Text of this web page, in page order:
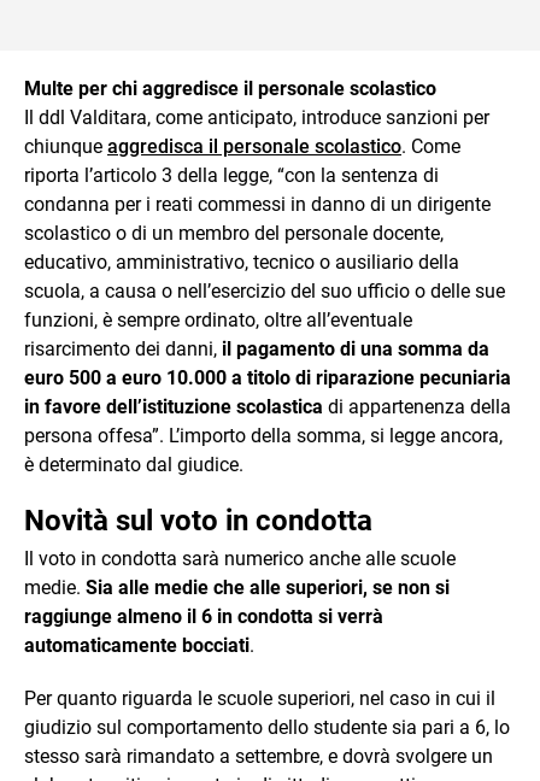
Multe per chi aggredisce il personale scolastico
Il ddl Valditara, come anticipato, introduce sanzioni per
chiunque aggredisca il personale scolastico. Come
riporta l’articolo 3 della legge, “con la sentenza di
condanna per i reati commessi in danno di un dirigente
scolastico o di un membro del personale docente,
educativo, amministrativo, tecnico o ausiliario della
scuola, a causa o nell’esercizio del suo ufficio o delle sue
funzioni, è sempre ordinato, oltre all’eventuale
risarcimento dei danni, il pagamento di una somma da
euro 500 a euro 10.000 a titolo di riparazione pecuniaria
in favore dell’istituzione scolastica di appartenenza della
persona offesa”. L’importo della somma, si legge ancora,
è determinato dal giudice.
Novità sul voto in condotta
Il voto in condotta sarà numerico anche alle scuole
medie. Sia alle medie che alle superiori, se non si
raggiunge almeno il 6 in condotta si verrà
automaticamente bocciati.
Per quanto riguarda le scuole superiori, nel caso in cui il
giudizio sul comportamento dello studente sia pari a 6, lo
stesso sarà rimandato a settembre, e dovrà svolgere un